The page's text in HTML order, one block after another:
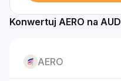
Konwertuj AERO na AUD
AERO